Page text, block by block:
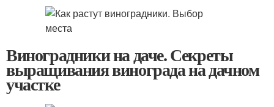
Виноградники на даче. Секреты
выращивания винограда на дачном
участке